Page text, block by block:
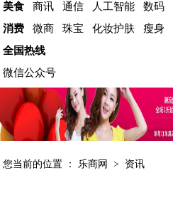
美食
商讯 通信 人工智能
数码
消费
微商 珠宝 化妆护肤
瘦身
全国热线
微信公众号
您当前的位置 ： 乐商网 > 资讯